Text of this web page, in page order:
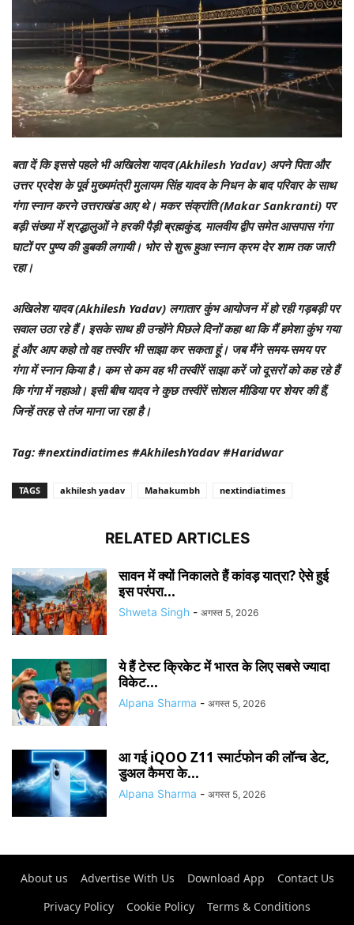
बता दें कि इससे पहले भी अखिलेश यादव (Akhilesh Yadav) अपने पिता और
उत्तर प्रदेश के पूर्व मुख्यमंत्री मुलायम सिंह यादव के निधन के बाद परिवार के साथ
गंगा स्नान करने उत्तराखंड आए थे। मकर संक्रांति (Makar Sankranti) पर
बड़ी संख्या में श्रद्धालुओं ने हरकी पैड़ी ब्रह्मकुंड, मालवीय द्वीप समेत आसपास गंगा
घाटों पर पुण्य की डुबकी लगायी। भोर से शुरू हुआ स्नान क्रम देर शाम तक जारी
रहा।
अखिलेश यादव (Akhilesh Yadav) लगातार कुंभ आयोजन में हो रही गड़बड़ी पर
सवाल उठा रहे हैं। इसके साथ ही उन्होंने पिछले दिनों कहा था कि मैं हमेशा कुंभ गया
हूं और आप कहो तो वह तस्वीर भी साझा कर सकता हूं। जब मैंने समय-समय पर
गंगा में स्नान किया है। कम से कम वह भी तस्वीरें साझा करें जो दूसरों को कह रहे हैं
कि गंगा में नहाओ। इसी बीच यादव ने कुछ तस्वीरें सोशल मीडिया पर शेयर की हैं,
जिन्हें तरह से तंज माना जा रहा है।
Tag: #nextindiatimes #AkhileshYadav #Haridwar
TAGS akhilesh yadav Mahakumbh nextindiatimes
RELATED ARTICLES
सावन में क्यों निकालते हैं कांवड़ यात्रा? ऐसे हुई
इस परंपरा...
Shweta Singh - अगस्त 5, 2026
ये हैं टेस्ट क्रिकेट में भारत के लिए सबसे ज्यादा
विकेट...
Alpana Sharma - अगस्त 5, 2026
आ गई iQOO Z11 स्मार्टफोन की लॉन्च डेट,
डुअल कैमरा के...
Alpana Sharma - अगस्त 5, 2026
About us Advertise With Us Download App
Contact Us
Privacy Policy
Cookie Policy Terms & Conditions